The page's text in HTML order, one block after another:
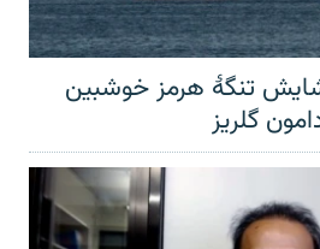
تنگهٔ هرمز خوشبین
گلریز